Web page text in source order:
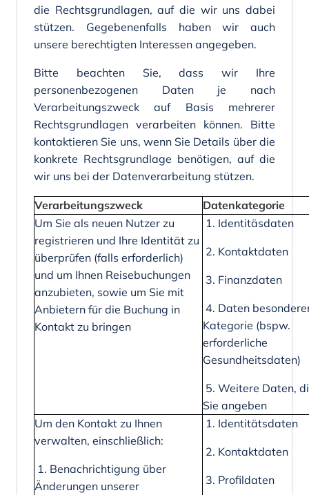
die Rechtsgrundlagen, auf die wir uns dabei
stützen. Gegebenenfalls haben wir auch
unsere berechtigten Interessen angegeben.
Bitte beachten Sie, dass wir Ihre
personenbezogenen Daten je nach
Verarbeitungszweck auf Basis mehrerer
Rechtsgrundlagen verarbeiten können. Bitte
kontaktieren Sie uns, wenn Sie Details über die
konkrete Rechtsgrundlage benötigen, auf die
wir uns bei der Datenverarbeitung stützen.
Verarbeitungszweck
Datenkategorie
Um Sie als neuen Nutzer zu
registrieren und Ihre Identität zu
überprüfen (falls erforderlich)
und um Ihnen Reisebuchungen
anzubieten, sowie um Sie mit
Anbietern für die Buchung in
Kontakt zu bringen
1. Identitäsdaten
2. Kontaktdaten
3. Finanzdaten
4. Daten
Kategorie (bspw.
erforderliche
Gesundheitsdaten)
5. Weitere Daten,
Sie angeben
Um den Kontakt zu Ihnen
verwalten, einschließlich:
1. Benachrichtigung über
Änderungen unserer
1. Identitätsdaten
2. Kontaktdaten
3. Profildaten